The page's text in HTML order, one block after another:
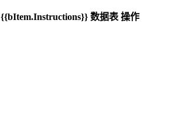
{{bItem.Instructions}} 数据表 操作